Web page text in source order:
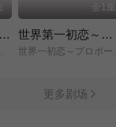
Code Geass 复活的鲁路修
全1集
世界第一初恋～求婚篇～
更多剧场